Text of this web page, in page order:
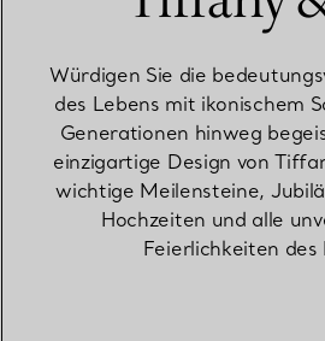
Würdigen Sie die
des Lebens mit ikonischem
Generationen hinweg
einzigartige Design von
wichtige Meilensteine,
Hochzeiten und alle
Feierlichkeiten des